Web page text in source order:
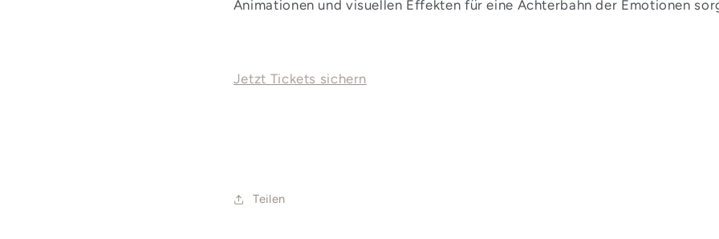
Animationen und visuellen Effekten für eine Achterbahn der Emotionen
Jetzt Tickets sichern
Teilen